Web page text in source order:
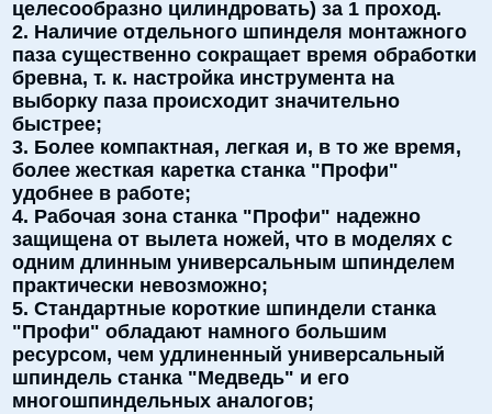
целесообразно цилиндровать) за 1 проход.
2. Наличие отдельного шпинделя монтажного
паза существенно сокращает время обработки
бревна, т. к. настройка инструмента на
выборку паза происходит значительно
быстрее;
3. Более компактная, легкая и, в то же время,
более жесткая каретка станка "Профи"
удобнее в работе;
4. Рабочая зона станка "Профи" надежно
защищена от вылета ножей, что в моделях с
одним длинным универсальным шпинделем
практически невозможно;
5. Стандартные короткие шпиндели станка
"Профи" обладают намного большим
ресурсом, чем удлиненный универсальный
шпиндель станка "Медведь" и его
многошпиндельных аналогов;